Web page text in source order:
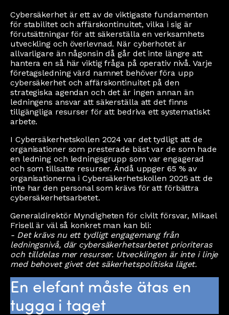
Cybersäkerhet är ett av de viktigaste fundamenten
för stabilitet och affärskontinuitet, vilka i sig är
förutsättningar för att säkerställa en verksamhets
utveckling och överlevnad. När cyberhotet är
allvarligare än någonsin då går det inte längre att
hantera en så här viktig fråga på operativ nivå. Varje
företagsledning värd namnet behöver föra upp
cybersäkerhet och affärskontinuitet på den
strategiska agendan och det är ingen annan än
ledningens ansvar att säkerställa att det finns
tillgängliga resurser för att bedriva ett systematiskt
arbete.
I Cybersäkerhetskollen 2024 var det tydligt att de
organisationer som presterade bäst var de som hade
en ledning och ledningsgrupp som var engagerad
och som tillsatte resurser. Ändå uppger 65 % av
organisationerna i Cybersäkerhetskollen 2025 att de
inte har den personal som krävs för att förbättra
cybersäkerhetsarbetet.
Generaldirektör Myndigheten för civilt försvar, Mikael
Frisell är väl så konkret man kan bli:
- Det krävs nu ett tydligt engagemang från
ledningsnivå, där cybersäkerhetsarbetet prioriteras
och tilldelas mer resurser. Utvecklingen är inte i linje
med behovet givet det säkerhetspolitiska läget.
En elefant måste ätas en
tugga i taget